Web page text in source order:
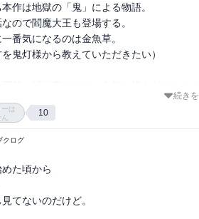
作は地獄の「鬼」による物語。
ので閻魔大王も登場する。
番気になるのは金魚草。
を鬼灯様から教えていただきたい）
。
ばホラー…？と思われる方もいらっしゃ
は殆どなく、むしろ上手く盛り込まれて
続き
は
10
クログ
た頃から
てないのだけど。